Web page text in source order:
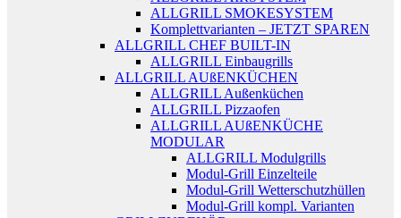
ALLGRILL SMOKESYSTEM
Komplettvarianten – JETZT SPAREN
ALLGRILL CHEF BUILT-IN
ALLGRILL Einbaugrills
ALLGRILL AUßENKÜCHEN
ALLGRILL Außenküchen
ALLGRILL Pizzaofen
ALLGRILL AUßENKÜCHE
MODULAR
ALLGRILL Modulgrills
Modul-Grill Einzelteile
Modul-Grill Wetterschutzhüllen
Modul-Grill kompl. Varianten